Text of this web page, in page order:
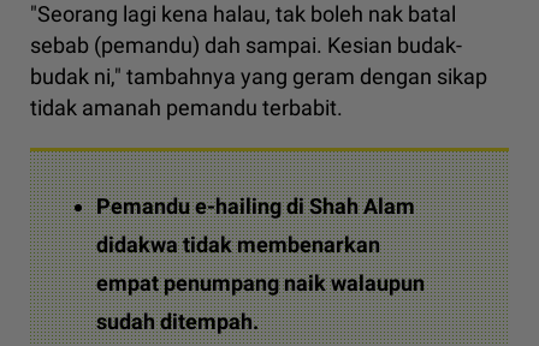
"Seorang lagi kena halau, tak boleh nak batal
sebab (pemandu) dah sampai. Kesian budak-
budak ni," tambahnya yang geram dengan sikap
tidak amanah pemandu terbabit.
Pemandu e-hailing di Shah Alam
didakwa tidak membenarkan
empat penumpang naik walaupun
sudah ditempah.